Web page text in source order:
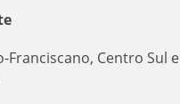
Franciscano, Centro Sul e